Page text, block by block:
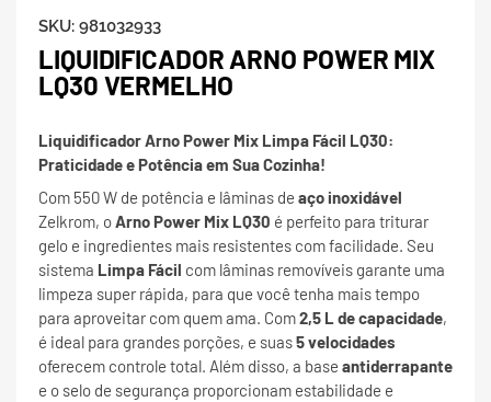
SKU: 981032933
LIQUIDIFICADOR ARNO POWER MIX
LQ30 VERMELHO
Liquidificador Arno Power Mix Limpa Fácil LQ30:
Praticidade e Potência em Sua Cozinha!
Com 550 W de potência e lâminas de aço inoxidável
Zelkrom, oArno Power Mix LQ30 é perfeito para triturar
gelo e ingredientes mais resistentes com facilidade. Seu
sistema Limpa Fácil com lâminas removíveis garante uma
limpeza super rápida, para que você tenha mais tempo
para aproveitar com quem ama. Com2,5 L de capacidade,
é ideal para grandes porções, e suas5 velocidades
oferecem controle total. Além disso, a base antiderrapante
e o selo de segurança proporcionam estabilidade e